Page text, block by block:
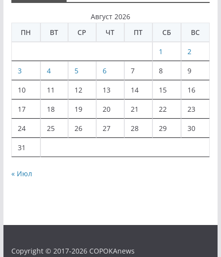
Август 2026
ПН
ВТ СР ЧТ ПТ СБ ВС
1 2
3 4 5 6 7 8 9
10 11 12 13 14 15 16
17 18 19 20 21 22 23
24 25 26 27 28 29 30
31
« Июл
Copyright © 2017-2026 COPOKAnews